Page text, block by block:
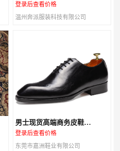
登录后查看价格
温州奔派服装科技有限公司
男士现货高端商务皮鞋
M147A03
登录后查看价格
东莞市嘉洲鞋业有限公司